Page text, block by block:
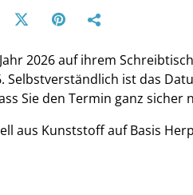
2026 auf ihrem
Selbstverständlich ist das
Sie den Termin ganz sicher
aus Kunststoff auf Basis